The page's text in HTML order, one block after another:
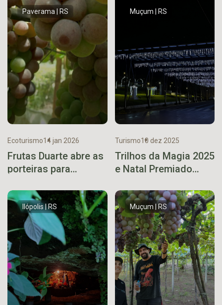
Paverama | RS
Ecoturismo14 jan 2026
Frutas Duarte abre as
porteiras para
colheita de uvas em
Paverama
Muçum | RS
Turismo10 dez 2025
Trilhos da Magia 2025
e Natal Premiado
ano em Muçum
Ilópolis | RS Muçum | RS